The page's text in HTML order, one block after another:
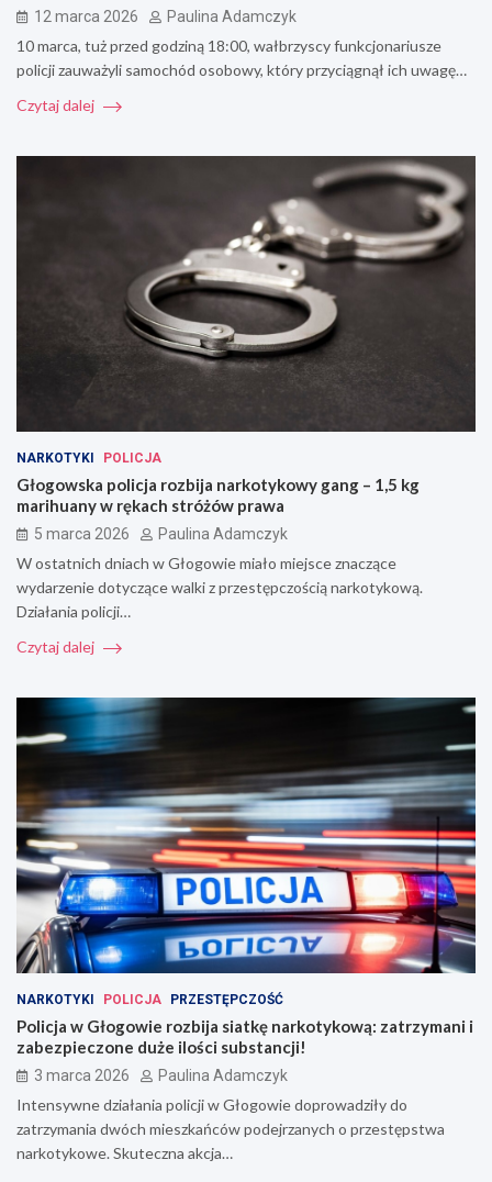
12 marca 2026 Paulina Adamczyk
10 marca, tuż przed godziną 18:00, wałbrzyscy funkcjonariusze
policji zauważyli samochód osobowy, który przyciągnął ich uwagę…
Czytaj dalej
NARKOTYKI POLICJA
Głogowska policja rozbija narkotykowy gang – 1,5 kg
marihuany w rękach stróżów prawa
5 marca 2026 Paulina Adamczyk
W ostatnich dniach w Głogowie miało miejsce znaczące
wydarzenie dotyczące walki z przestępczością narkotykową.
Działania policji…
Czytaj dalej
NARKOTYKI POLICJA PRZESTĘPCZOŚĆ
Policja w Głogowie rozbija siatkę narkotykową: zatrzymani i
zabezpieczone duże ilości substancji!
3 marca 2026 Paulina Adamczyk
Intensywne działania policji w Głogowie doprowadziły do
zatrzymania dwóch mieszkańców podejrzanych o przestępstwa
narkotykowe. Skuteczna akcja…